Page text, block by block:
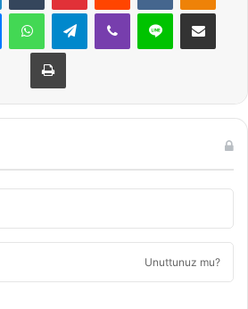
MessengerWhatsAppTelegramViber Line E-Posta ile
Yazdır
Unuttunuz mu?